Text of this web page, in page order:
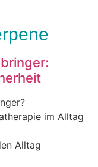
i‬m Alltag
Alltag